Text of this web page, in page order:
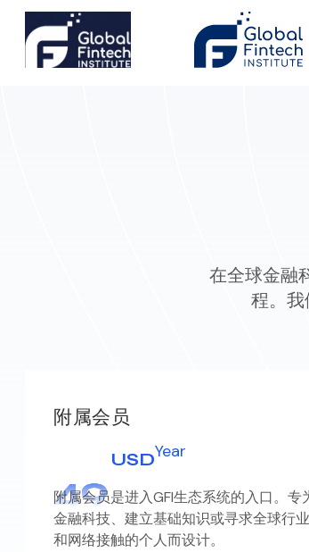
在全球金融
程。我
附属会员
49
USDYear
附属会员是进入GFI生态系统的入口。专
金融科技、建立基础知识或寻求全球行
和网络接触的个人而设计。